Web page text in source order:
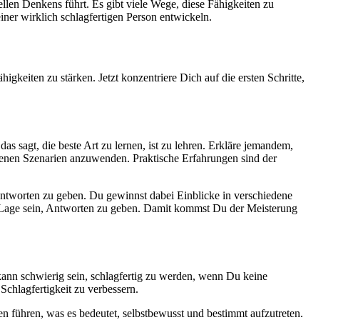
Denkens führt. Es gibt viele Wege, diese Fähigkeiten zu
wirklich schlagfertigen Person entwickeln.
zu stärken. Jetzt konzentriere Dich auf die ersten Schritte,
sagt, die beste Art zu lernen, ist zu lehren. Erkläre jemandem,
Szenarien anzuwenden. Praktische Erfahrungen sind der
zu geben. Du gewinnst dabei Einblicke in verschiedene
sein, Antworten zu geben. Damit kommst Du der Meisterung
schwierig sein, schlagfertig zu werden, wenn Du keine
zu verbessern.
was es bedeutet, selbstbewusst und bestimmt aufzutreten.